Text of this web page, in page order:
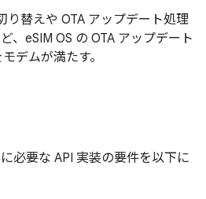
り替えや OTA アップデート処理
、eSIM OS の OTA アップデート
デムが満たす。
必要な API 実装の要件を以下に